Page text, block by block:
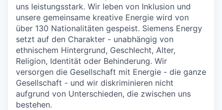
uns leistungsstark. Wir leben von Inklusion und
unsere gemeinsame kreative Energie wird von
über 130 Nationalitäten gespeist. Siemens Energy
setzt auf den Charakter - unabhängig von
ethnischem Hintergrund, Geschlecht, Alter,
Religion, Identität oder Behinderung. Wir
versorgen die Gesellschaft mit Energie - die ganze
Gesellschaft - und wir diskriminieren nicht
aufgrund von Unterschieden, die zwischen uns
bestehen.